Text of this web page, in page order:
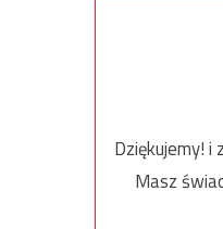
Dziękujemy! i
Masz